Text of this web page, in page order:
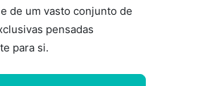
de um vasto conjunto de
pensadas
para si.